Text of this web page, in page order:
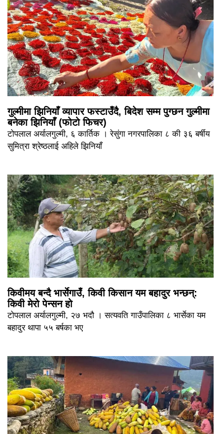
गुल्मीमा झिनियाँ व्यापार फस्टाउँदै, बिदेश सम्म पुग्छन गुल्मीमा
बनेका झिनियाँ (फोटो फिचर)
टोपलाल अर्यालगुल्मी, ६ कार्तिक । रेसुंगा नगरपालिका ८ की ३६ बर्षीय
सुमित्रा श्रेष्ठलाई अहिले झिनियाँ
किवीमय बन्दै भार्सेगाउँ, किवी किसान यम बहादुर भन्छन्:
किवी मेरो पेन्सन हो
टोपलाल अर्यालगुल्मी, २७ भदौ । सत्यवति गाउँपालिका ८ भार्सेका यम
बहादुर थापा ५५ बर्षका भए